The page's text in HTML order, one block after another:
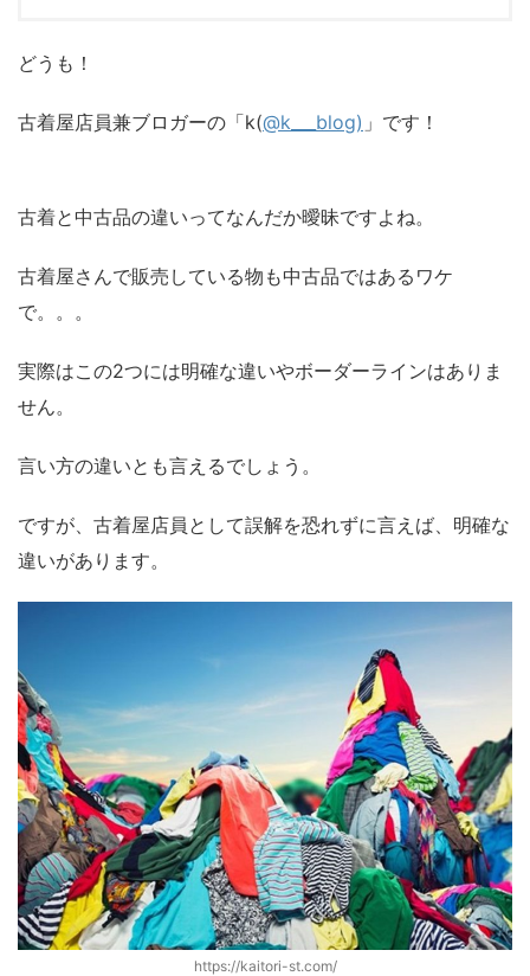
どうも！
古着屋店員兼ブロガーの「k(@k___blog) 」です！
古着と中古品の違いってなんだか曖昧ですよね。
古着屋さんで販売している物も中古品ではあるワケ
で。。。
実際はこの2つには明確な違いやボーダーラインはありま
せん。
言い方の違いとも言えるでしょう。
ですが、古着屋店員として誤解を恐れずに言えば、明確な
違いがあります。
https://kaitori-st.com/